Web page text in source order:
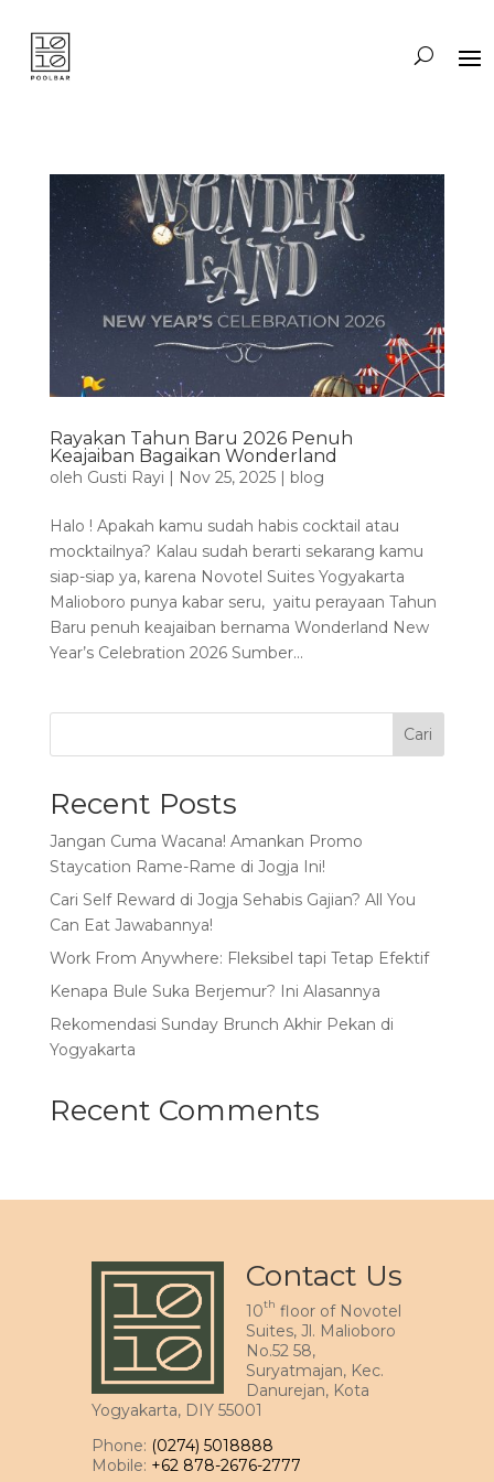
Rayakan Tahun Baru 2026 Penuh
Keajaiban Bagaikan Wonderland
oleh Gusti Rayi | Nov 25, 2025| blog
Halo ! Apakah kamu sudah habis cocktail atau
mocktailnya? Kalau sudah berarti sekarang kamu
siap-siap ya, karena Novotel Suites Yogyakarta
Malioboro punya kabar seru, yaitu perayaan Tahun
Baru penuh keajaiban bernama Wonderland New
Year’s Celebration 2026 Sumber...
Cari
Recent Posts
Jangan Cuma Wacana! Amankan Promo
Staycation Rame-Rame di Jogja Ini!
Cari Self Reward di Jogja Sehabis Gajian? All You
Can Eat Jawabannya!
Work From Anywhere: Fleksibel tapi Tetap Efektif
Kenapa Bule Suka Berjemur? Ini Alasannya
Rekomendasi Sunday Brunch Akhir Pekan di
Yogyakarta
Recent Comments
Contact Us
10th floor of Novotel
Suites, Jl. Malioboro
No.52 58,
Suryatmajan, Kec.
Danurejan, Kota
Yogyakarta, DIY 55001
Phone: (0274) 5018888
Mobile: +62 878-2676-2777